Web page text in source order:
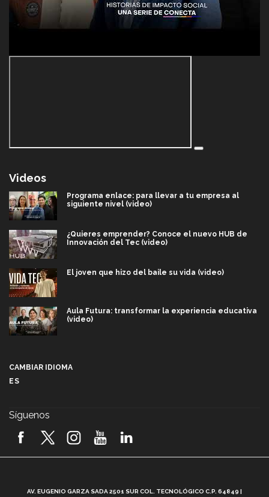
Videos
Programa enlace: para llevar a tu empresa al
siguiente nivel (video)
¿Quieres emprender? Conoce el nuevo HUB de
Innovación del Tec (video)
El joven que hizo del baile su vida (video)
Aula Futura: transformar la experiencia educativa
(video)
2026! (video)
CAMBIAR IDIOMA
ES
Síguenos
AV. EUGENIO GARZA SADA 2501 SUR COL. TECNOLÓGICO C.P. 64849 |